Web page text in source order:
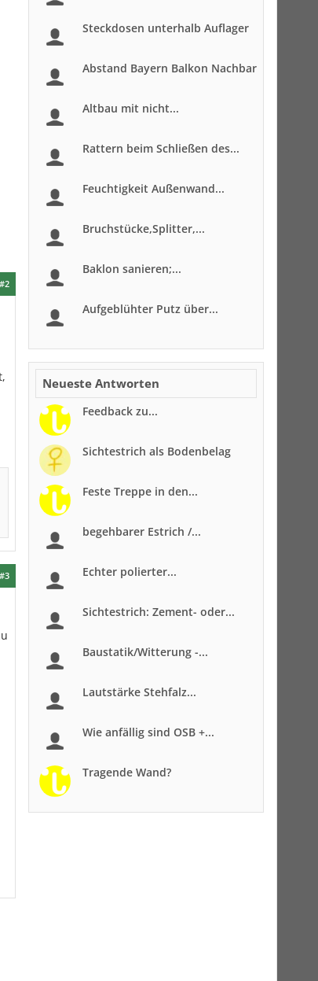
#2
#3
Steckdosen unterhalb Auflager
Abstand Bayern Balkon Nachbar
Altbau mit nicht...
Rattern beim Schließen des...
Feuchtigkeit Außenwand...
Bruchstücke,Splitter,...
Baklon sanieren;...
Aufgeblühter Putz über...
Neueste Antworten
Feedback zu...
Sichtestrich als Bodenbelag
Feste Treppe in den...
begehbarer Estrich /...
Echter polierter...
Sichtestrich: Zement- oder...
Baustatik/Witterung -...
Lautstärke Stehfalz...
Wie anfällig sind OSB +...
Tragende Wand?